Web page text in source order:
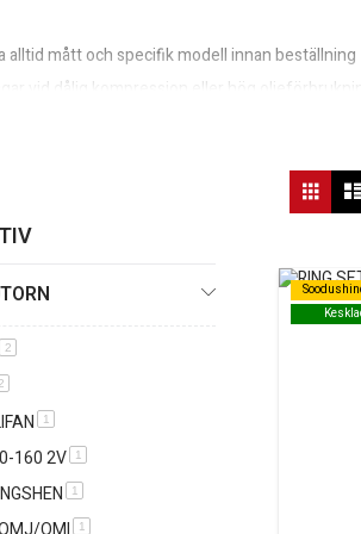
alltid mått och specifik modell innan beställning
vid dålig kompression eller hög oljeförbrukning
välja rätt kolvringar till din motor? Kontakta Visa
som
Rutnät
2produkt
produkt
1
160 2V 1
1
1